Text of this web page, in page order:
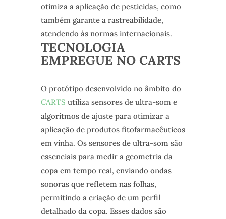
otimiza a aplicação de pesticidas, como
também garante a rastreabilidade,
atendendo às normas internacionais.
TECNOLOGIA
EMPREGUE NO CARTS
O protótipo desenvolvido no âmbito do
CARTS utiliza sensores de ultra-som e
algoritmos de ajuste para otimizar a
aplicação de produtos fitofarmacêuticos
em vinha. Os sensores de ultra-som são
essenciais para medir a geometria da
copa em tempo real, enviando ondas
sonoras que refletem nas folhas,
permitindo a criação de um perfil
detalhado da copa. Esses dados são